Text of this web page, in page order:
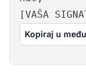
[VAŠA
Kopiraj u